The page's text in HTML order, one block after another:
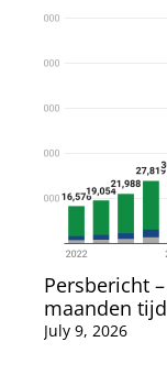
Persbericht
maanden
ijzersterke
July 9, 2026